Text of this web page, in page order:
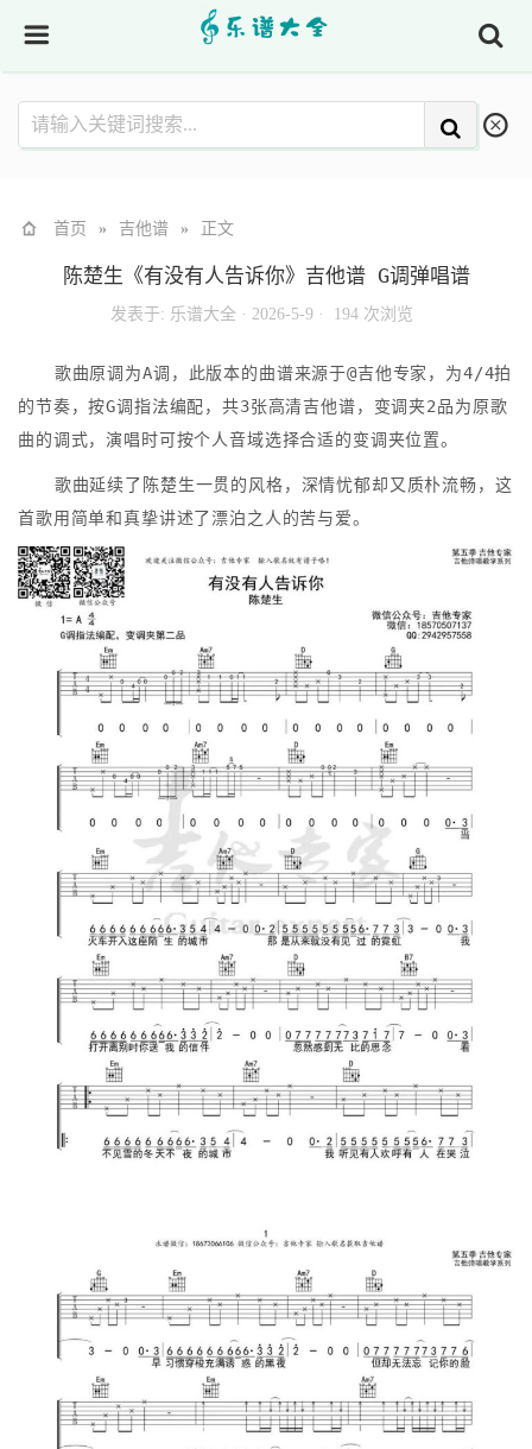
首页 » 吉他谱 » 正文
陈楚生《有没有人告诉你》吉他谱 G调弹唱谱
发表于: 乐谱大全· 2026-5-9 · 194 次浏览
歌曲原调为A调，此版本的曲谱来源于@吉他专家，为4/4拍
的节奏，按G调指法编配，共3张高清吉他谱，变调夹2品为原歌
曲的调式，演唱时可按个人音域选择合适的变调夹位置。
歌曲延续了陈楚生一贯的风格，深情忧郁却又质朴流畅，这
首歌用简单和真挚讲述了漂泊之人的苦与爱。